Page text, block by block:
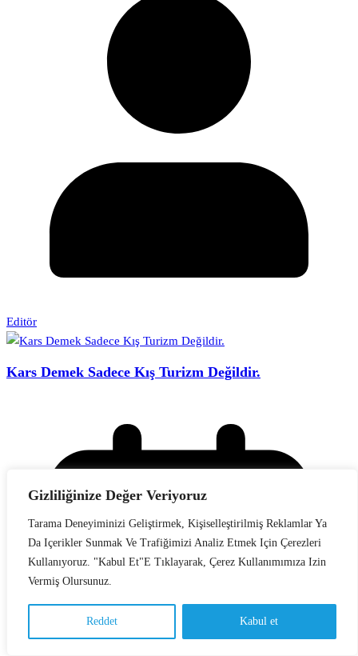
Gizliliğinize Değer Veriyoruz
Tarama Deneyiminizi Geliştirmek, Kişiselleştirilmiş Reklamlar Ya
Da Içerikler Sunmak Ve Trafiğimizi Analiz Etmek Için Çerezleri
Kullanıyoruz. "Kabul Et"e Tıklayarak, Çerez Kullanımımıza Izin
Vermiş Olursunuz.
Reddet Kabul et
Editör
Kars Demek Sadece Kış Turizm Değildir.
Türkçe